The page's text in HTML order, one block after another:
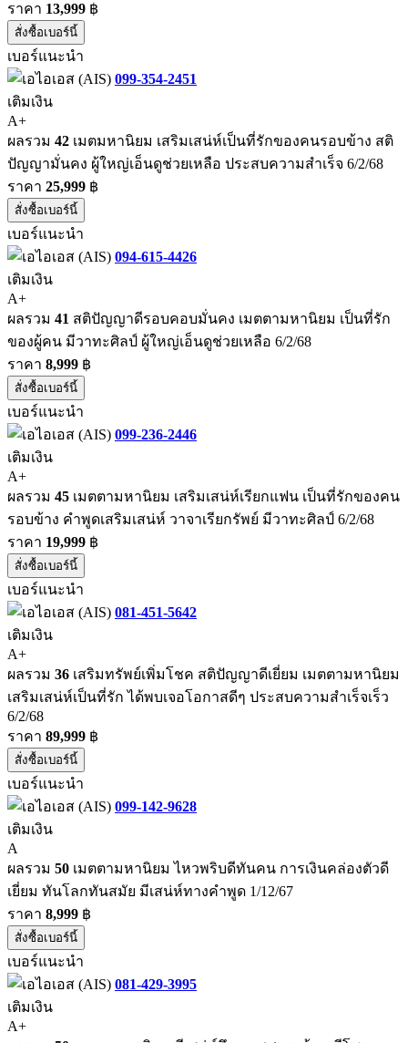
ราคา 13,999 ฿
สั่งซื้อเบอร์นี้
เบอร์แนะนำ
099-354-2451
เติมเงิน
A+
ผลรวม 42 เมตมหานิยม เสริมเสน่ห์เป็นที่รักของคนรอบข้าง สติ
ปัญญามั่นคง ผู้ใหญ่เอ็นดูช่วยเหลือ ประสบความสำเร็จ 6/2/68
ราคา 25,999 ฿
สั่งซื้อเบอร์นี้
เบอร์แนะนำ
094-615-4426
เติมเงิน
A+
ผลรวม 41 สติปัญญาดีรอบคอบมั่นคง เมตตามหานิยม เป็นที่รัก
ของผู้คน มีวาทะศิลป์ ผู้ใหญ่เอ็นดูช่วยเหลือ 6/2/68
ราคา 8,999 ฿
สั่งซื้อเบอร์นี้
เบอร์แนะนำ
099-236-2446
เติมเงิน
A+
ผลรวม 45 เมตตามหานิยม เสริมเสน่ห์เรียกแฟน เป็นที่รักของคน
รอบข้าง คำพูดเสริมเสน่ห์ วาจาเรียกรัพย์ มีวาทะศิลป์ 6/2/68
ราคา 19,999 ฿
สั่งซื้อเบอร์นี้
เบอร์แนะนำ
081-451-5642
เติมเงิน
A+
ผลรวม 36 เสริมทรัพย์เพิ่มโชค สติปัญญาดีเยี่ยม เมตตามหานิยม
เสริมเสน่ห์เป็นที่รัก ได้พบเจอโอกาสดีๆ ประสบความสำเร็จเร็ว
6/2/68
ราคา 89,999 ฿
สั่งซื้อเบอร์นี้
เบอร์แนะนำ
099-142-9628
เติมเงิน
A
ผลรวม 50 เมตตามหานิยม ไหวพริบดีทันคน การเงินคล่องตัวดี
เยี่ยม ทันโลกทันสมัย มีเสน่ห์ทางคำพูด 1/12/67
ราคา 8,999 ฿
สั่งซื้อเบอร์นี้
เบอร์แนะนำ
081-429-3995
เติมเงิน
A+